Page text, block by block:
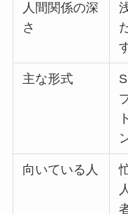
人間関係の深
さ
主な形式
向いている人